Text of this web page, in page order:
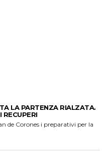
LA PARTENZA RIALZATA.
RECUPERI
de Corones i preparativi per la